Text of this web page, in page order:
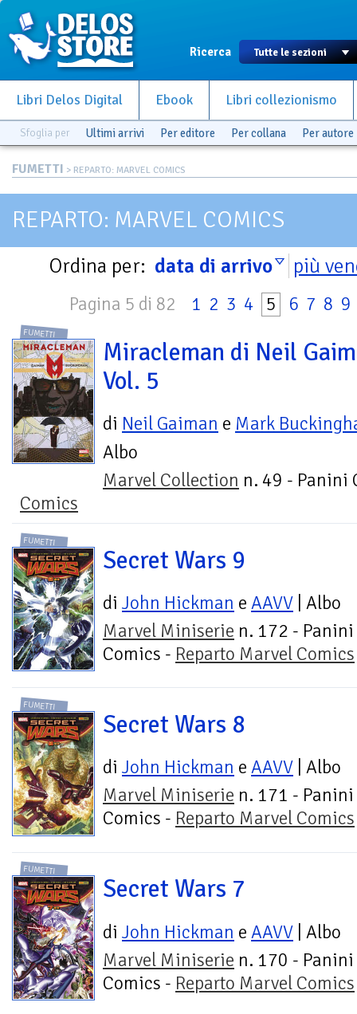
Ricerca
Libri Delos Digital Ebook Libri collezionismo
Sfoglia per Ultimi arrivi Per editore Per collana Per autore
FUMETTI > REPARTO: MARVEL COMICS
REPARTO: MARVEL COMICS
Ordina per: data di arrivo più
Pagina 5 di 82 1 2 3 4 5 6 7 8 9
FUMETTI
Miracleman di Neil
Vol. 5
di Neil Gaiman e Mark
Albo
Marvel Collection n. 49 - Panini
Comics
FUMETTI
Secret Wars 9
di John Hickman e AAVV | Albo
Marvel Miniserie n. 172 - Panini
Comics - Reparto Marvel Comics
FUMETTI
Secret Wars 8
di John Hickman e AAVV | Albo
Marvel Miniserie n. 171 - Panini
Comics - Reparto Marvel Comics
FUMETTI
Secret Wars 7
di John Hickman e AAVV | Albo
Marvel Miniserie n. 170 - Panini
Comics - Reparto Marvel Comics